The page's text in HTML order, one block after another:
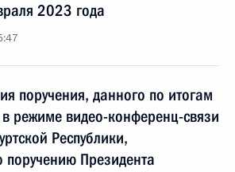
2023 года
поручения, данного по итогам
режиме видео-конференц-связи
Республики,
поручению Президента